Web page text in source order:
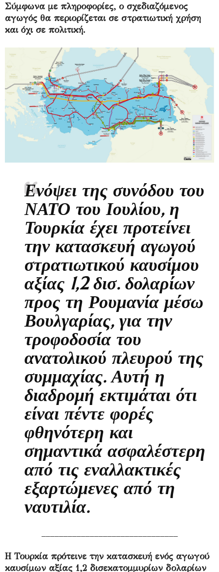
Σύμφωνα με πληροφορίες, ο σχεδιαζόμενος
αγωγός θα περιορίζεται σε στρατιωτική χρήση
και όχι σε πολιτική.
Ενόψει της συνόδου του
ΝΑΤΟ του Ιουλίου, η
Τουρκία έχει προτείνει
την κατασκευή αγωγού
στρατιωτικού καυσίμου
αξίας 1,2 δισ. δολαρίων
προς τη Ρουμανία μέσω
Βουλγαρίας, για την
τροφοδοσία του
ανατολικού πλευρού της
συμμαχίας. Αυτή η
διαδρομή εκτιμάται ότι
είναι πέντε φορές
φθηνότερη και
σημαντικά ασφαλέστερη
από τις εναλλακτικές
εξαρτώμενες από τη
ναυτιλία.
Η Τουρκία πρότεινε την κατασκευή ενός αγωγού
καυσίμων αξίας 1,2 δισεκατομμυρίων δολαρίων